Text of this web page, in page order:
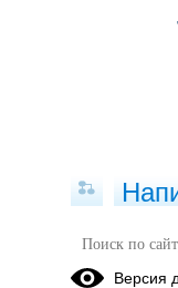
Карта сайта
Версия